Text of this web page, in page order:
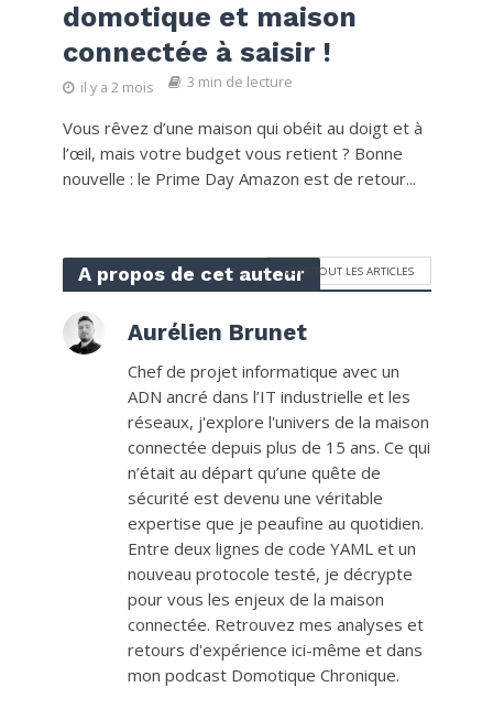
domotique et maison
connectée à saisir !
il y a 2 mois 3 min de lecture
Vous rêvez d’une maison qui obéit au doigt et à
l’œil, mais votre budget vous retient ? Bonne
nouvelle : le Prime Day Amazon est de retour...
A propos de cet auteurVOIR TOUT LES ARTICLES
Aurélien Brunet
Chef de projet informatique avec un
ADN ancré dans l’IT industrielle et les
réseaux, j'explore l'univers de la maison
connectée depuis plus de 15 ans. Ce qui
n’était au départ qu’une quête de
sécurité est devenu une véritable
expertise que je peaufine au quotidien.
Entre deux lignes de code YAML et un
nouveau protocole testé, je décrypte
pour vous les enjeux de la maison
connectée. Retrouvez mes analyses et
retours d'expérience ici-même et dans
mon podcast Domotique Chronique.